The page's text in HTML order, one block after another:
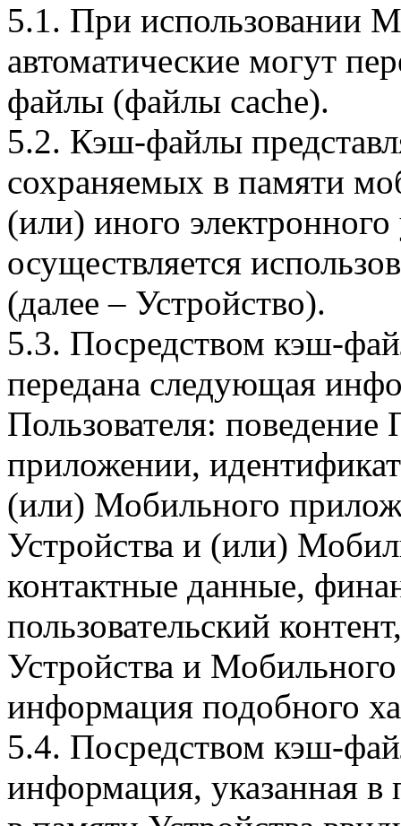
5.1. При использовании
автоматические могут
файлы (файлы cache).
5.2. Кэш-файлы
сохраняемых в памяти
(или) иного электронного
осуществляется
(далее – Устройство).
5.3. Посредством кэш-
передана следующая
Пользователя:
приложении,
(или) Мобильного
Устройства и (или)
контактные данные,
пользовательский
Устройства и
информация подобного
5.4. Посредством кэш-
информация, указанная в